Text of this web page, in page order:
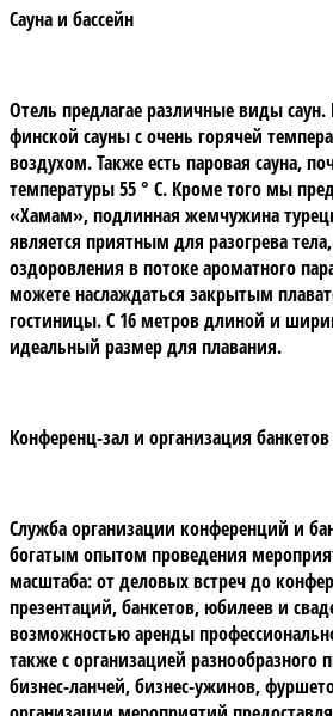
Сауна и бассейн
Отель предлагае различные виды
финской сауны с очень горячей
воздухом. Также есть паровая сауна,
температуры 55 ° C. Кроме того мы
«Хамам», подлинная жемчужина
является приятным для разогрева
оздоровления в потоке ароматного
можете наслаждаться закрытым
гостиницы. С 16 метров длиной и
идеальный размер для плавания.
Конференц-зал и организация банкетов
Служба организации конференций и
богатым опытом проведения
масштаба: от деловых встреч до
презентаций, банкетов, юбилеев и
возможностью аренды
также с организацией разнообразного
бизнес-ланчей, бизнес-ужинов,